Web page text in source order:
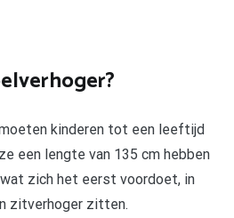
kinderen tot een leeftijd
een lengte van 135 cm hebben
zich het eerst voordoet, in
zitverhoger zitten.